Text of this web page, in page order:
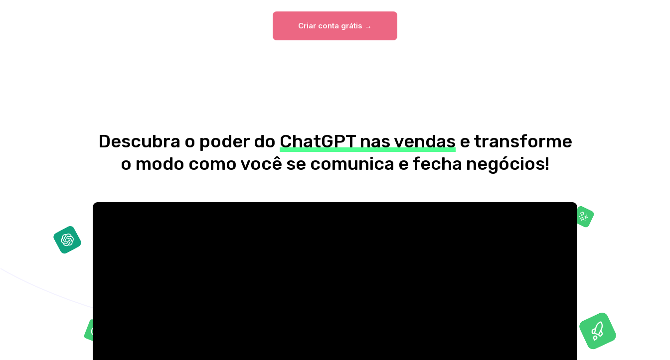
Criar conta grátis →
Descubra o poder do ChatGPT nas vendas e transforme
o modo como você se comunica e fecha negócios!